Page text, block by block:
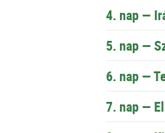
4. nap —
5. nap —
6. nap —
7. nap —